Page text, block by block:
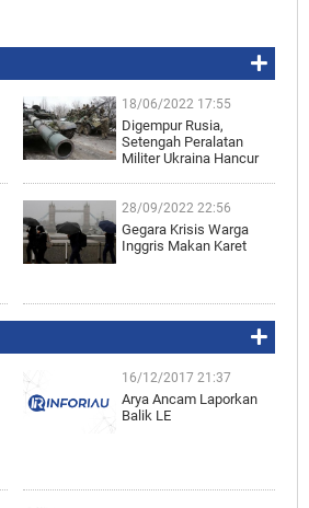
18/06/2022 17:55
Digempur Rusia,
Setengah Peralatan
Militer Ukraina Hancur
28/09/2022 22:56
Gegara Krisis Warga
Inggris Makan Karet
16/12/2017 21:37
Arya Ancam Laporkan
Balik LE